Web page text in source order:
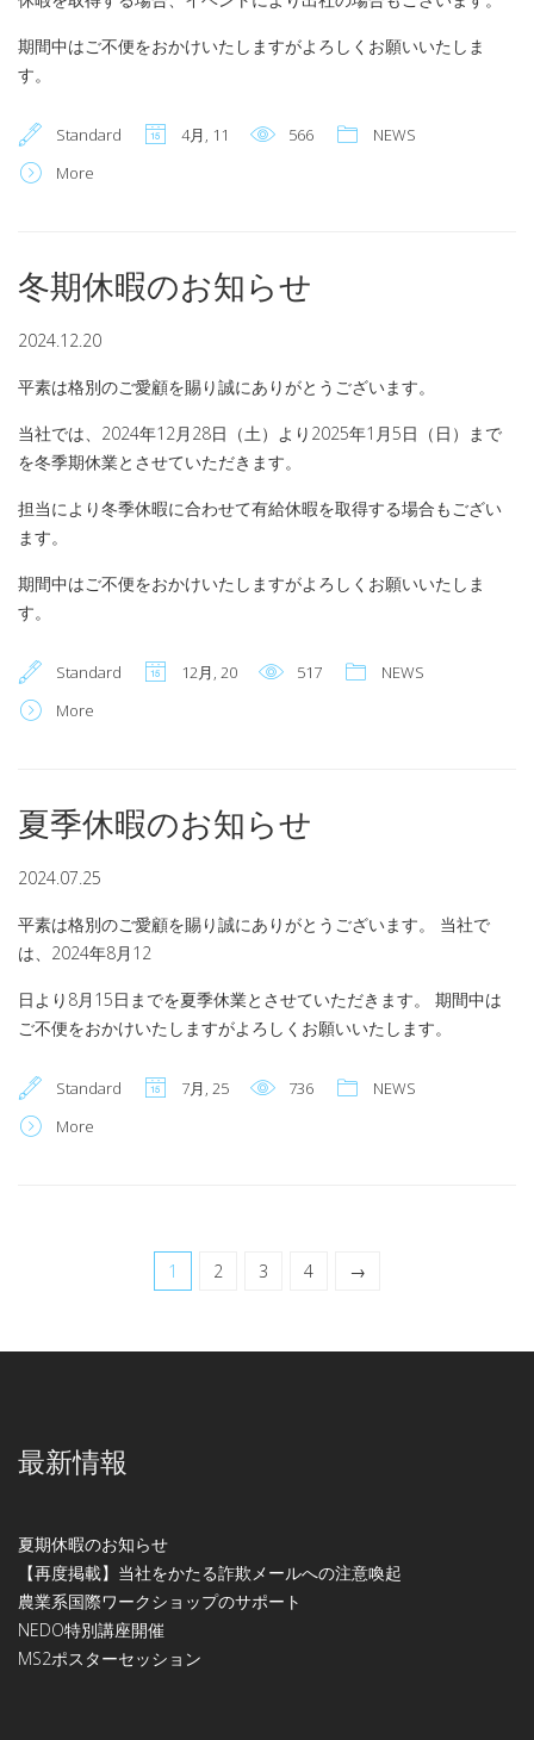
期間中はご不便をおかけいたしますがよろしくお願いいたしま
す。
Standard 4月, 11 566
NEWS
More
冬期休暇のお知らせ
2024.12.20
平素は格別のご愛顧を賜り誠にありがとうございます。
当社では、2024年12月28日（土）より2025年1月5日（日）まで
を冬季期休業とさせていただきます。
担当により冬季休暇に合わせて有給休暇を取得する場合もござい
ます。
期間中はご不便をおかけいたしますがよろしくお願いいたしま
す。
Standard 12月, 20 517
NEWS
More
夏季休暇のお知らせ
2024.07.25
平素は格別のご愛顧を賜り誠にありがとうございます。 当社で
は、2024年8月12
日より8月15日までを夏季休業とさせていただきます。 期間中は
ご不便をおかけいたしますがよろしくお願いいたします。
Standard 7月, 25 736
NEWS
More
1 2 3 4 →
最新情報
夏期休暇のお知らせ
【再度掲載】当社をかたる詐欺メールへの注意喚起
農業系国際ワークショップのサポート
NEDO特別講座開催
МS2ポスターセッション